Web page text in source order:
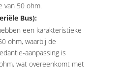
van 50 ohm.
Bus):
een karakteristieke
ohm, waarbij de
aanpassing is
wat overeenkomt met